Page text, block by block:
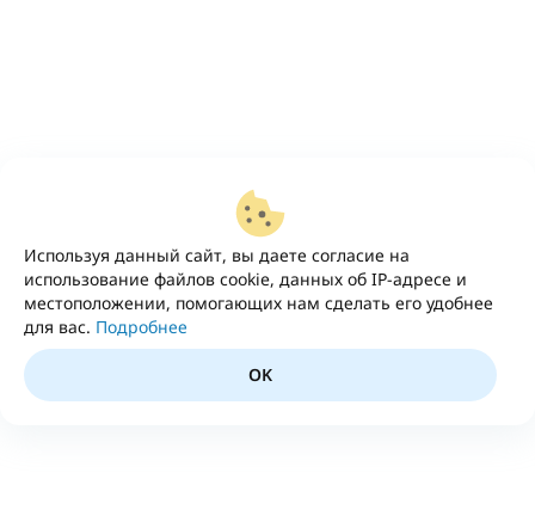
Используя данный сайт, вы даете согласие на
использование файлов cookie, данных об IP-адресе и
местоположении, помогающих нам сделать его удобнее
для вас. Подробнее
OK